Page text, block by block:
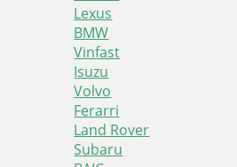
Lexus
BMW
Vinfast
Isuzu
Volvo
Ferarri
Land Rover
Subaru